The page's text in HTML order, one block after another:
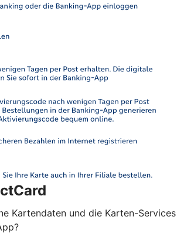
Kartendaten und die Karten-Services